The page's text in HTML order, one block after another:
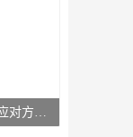
非洲13国集体"锁矿逼宫"，中国企业应对方案曝光